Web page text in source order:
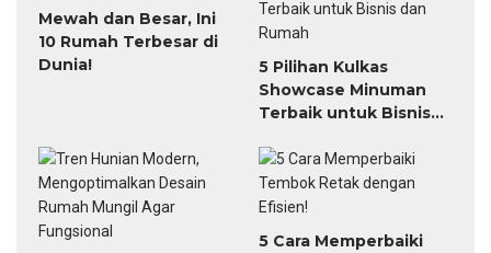
Mewah dan Besar, Ini
10 Rumah Terbesar di
Dunia!
5 Pilihan Kulkas
Showcase Minuman
Terbaik untuk Bisnis
5 Cara Memperbaiki